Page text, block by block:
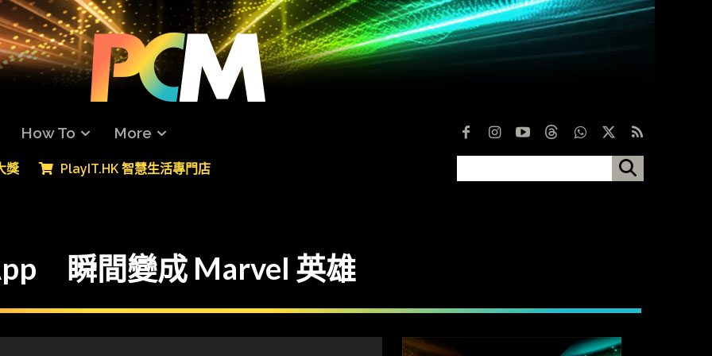
How To More
獎 PlayIT.HK 智慧生活專門店
瞬間變成 Marvel 英雄